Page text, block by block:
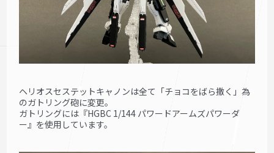
ヘリオスセステットキャノンは全て「チョコをばら撒く」為
のガトリング砲に変更。
ガトリングには『HGBC 1/144 パワードアームズパワーダ
ー』を使用しています。